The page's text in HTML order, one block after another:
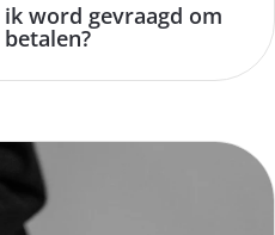
word gevraagd om